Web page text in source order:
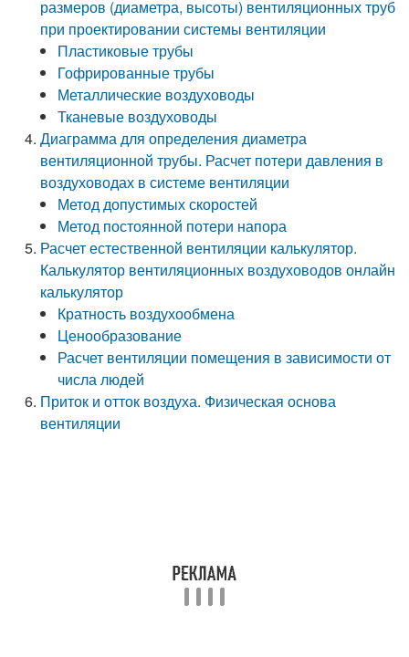
размеров (диаметра, высоты) вентиляционных труб
при проектировании системы вентиляции
Пластиковые трубы
Гофрированные трубы
Металлические воздуховоды
Тканевые воздуховоды
Диаграмма для определения диаметра
вентиляционной трубы. Расчет потери давления в
воздуховодах в системе вентиляции
Метод допустимых скоростей
Метод постоянной потери напора
Расчет естественной вентиляции калькулятор.
Калькулятор вентиляционных воздуховодов онлайн
калькулятор
Кратность воздухообмена
Ценообразование
Расчет вентиляции помещения в зависимости от
числа людей
Приток и отток воздуха. Физическая основа
вентиляции